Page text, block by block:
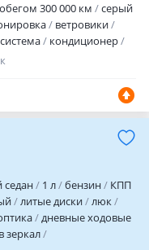
300 000 км
серый
ветровики
кондиционер
Машина
седан 1 л бензин
КПП
литые диски
люк
дневные ходовые
зеркал